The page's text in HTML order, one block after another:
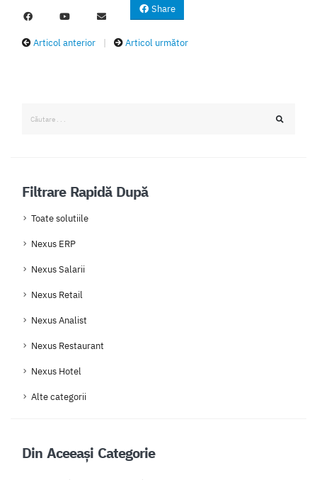
Share
Articol anterior | Articol următor
Filtrare Rapidă După
Toate solutiile
Nexus ERP
Nexus Salarii
Nexus Retail
Nexus Analist
Nexus Restaurant
Nexus Hotel
Alte categorii
Din Aceeași Categorie